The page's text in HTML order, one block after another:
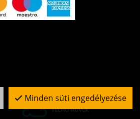
Minden süti engedélyezése